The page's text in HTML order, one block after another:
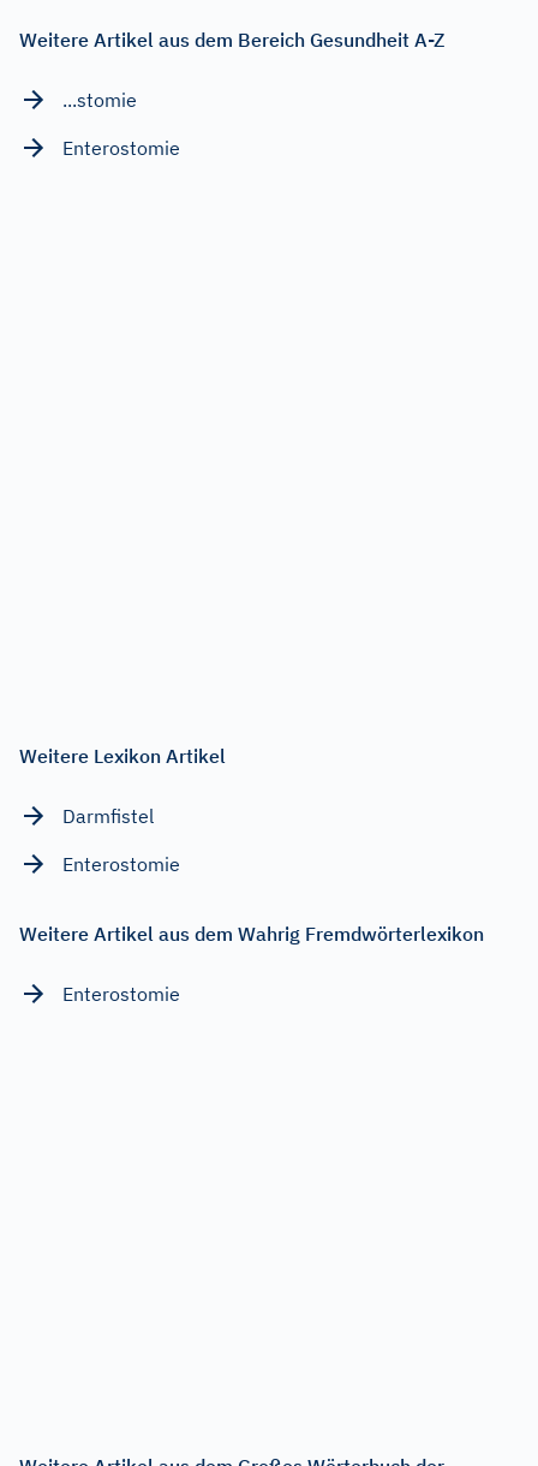
Weitere Artikel aus dem Bereich Gesundheit A-Z
...stomie
Enterostomie
Weitere Lexikon Artikel
Darmfistel
Enterostomie
Weitere Artikel aus dem Wahrig Fremdwörterlexikon
Enterostomie